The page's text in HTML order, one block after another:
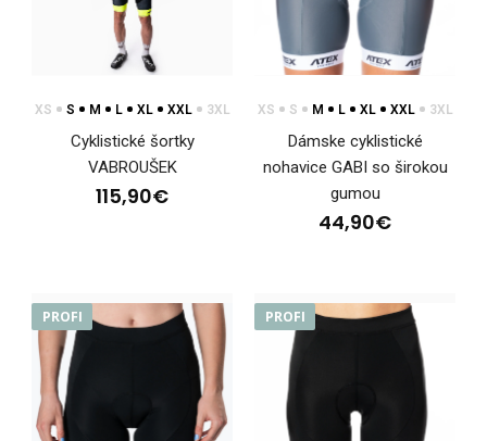
Cyklistické nohavice VELUR
XS S M L XL XXL 3XL
Cyklistické šortky
VABROUŠEK
115,90€
XS S M L XL XXL 3XL
Dámske cyklistické
nohavice GABI so širokou
gumou
44,90€
PROFI PROFI